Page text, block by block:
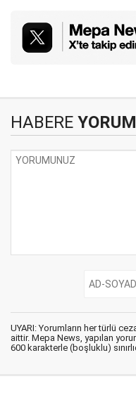
HABERE
UYARI: Yorumların her türlü
aittir. Mepa News, yapılan
600 karakterle (boşluklu)